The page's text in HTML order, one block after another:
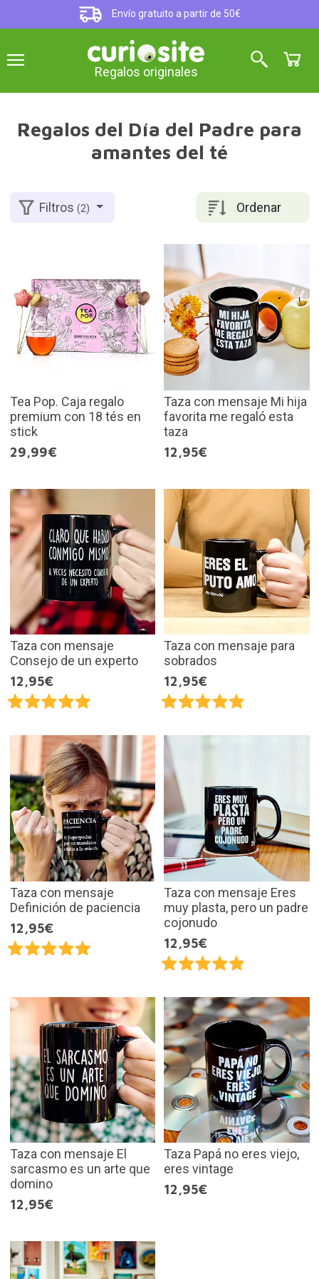
Envío gratuito a partir de 50€
Regalos originales
Regalos del Día del Padre para
amantes del té
Ordenar
Filtros(2)
Tea Pop. Caja regalo
premium con 18 tés en
stick
29,99€
Taza con mensaje Mi hija
favorita me regaló esta
taza
12,95€
Taza con mensaje
Consejo de un experto
12,95€
Taza con mensaje para
sobrados
12,95€
Taza con mensaje
Definición de paciencia
12,95€
Taza con mensaje Eres
muy plasta, pero un padre
cojonudo
12,95€
Taza con mensaje El
sarcasmo es un arte que
domino
12,95€
Taza Papá no eres viejo,
eres vintage
12,95€